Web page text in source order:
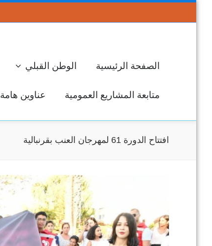
الصفحة الرئيسية الوطن القبلي
متابعة المشاريع العمومية عناوين هامة
افتتاح الدورة 61 لمهرجان العنب بقرنبالية